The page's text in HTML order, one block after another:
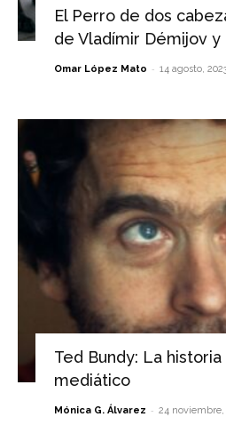
El Perro de dos
de Vladímir Démijov
Omar López Mato - 14 agosto,
Ted Bundy: La
mediático
Mónica G. Álvarez - 24 noviembre,